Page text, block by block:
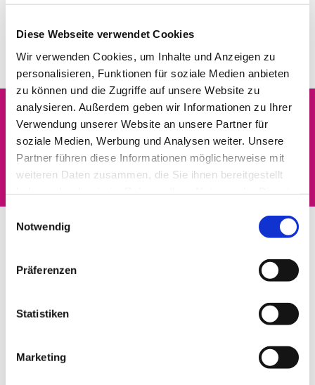
Diese Webseite verwendet Cookies
Wir verwenden Cookies, um Inhalte und Anzeigen zu
personalisieren, Funktionen für soziale Medien anbieten
zu können und die Zugriffe auf unsere Website zu
analysieren. Außerdem geben wir Informationen zu Ihrer
Verwendung unserer Website an unsere Partner für
soziale Medien, Werbung und Analysen weiter. Unsere
Partner führen diese Informationen möglicherweise mit
weiteren Daten zusammen, die Sie ihnen bereitgestellt
Notwendig
Präferenzen
Statistiken
Marketing
Dies könnte Sie auch
interessieren